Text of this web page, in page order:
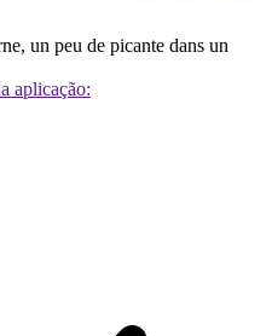
un peu de picante dans un
aplicação: